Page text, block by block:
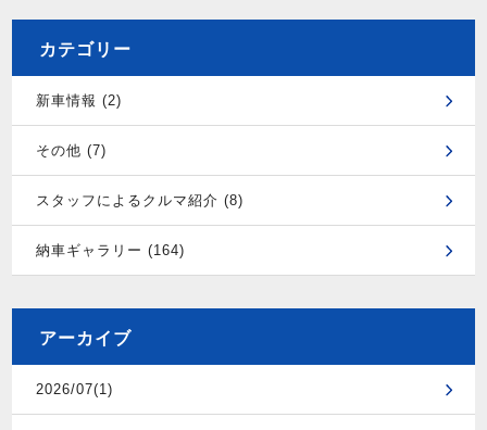
カテゴリー
新車情報 (2)
その他 (7)
スタッフによるクルマ紹介 (8)
納車ギャラリー (164)
アーカイブ
2026/07(1)